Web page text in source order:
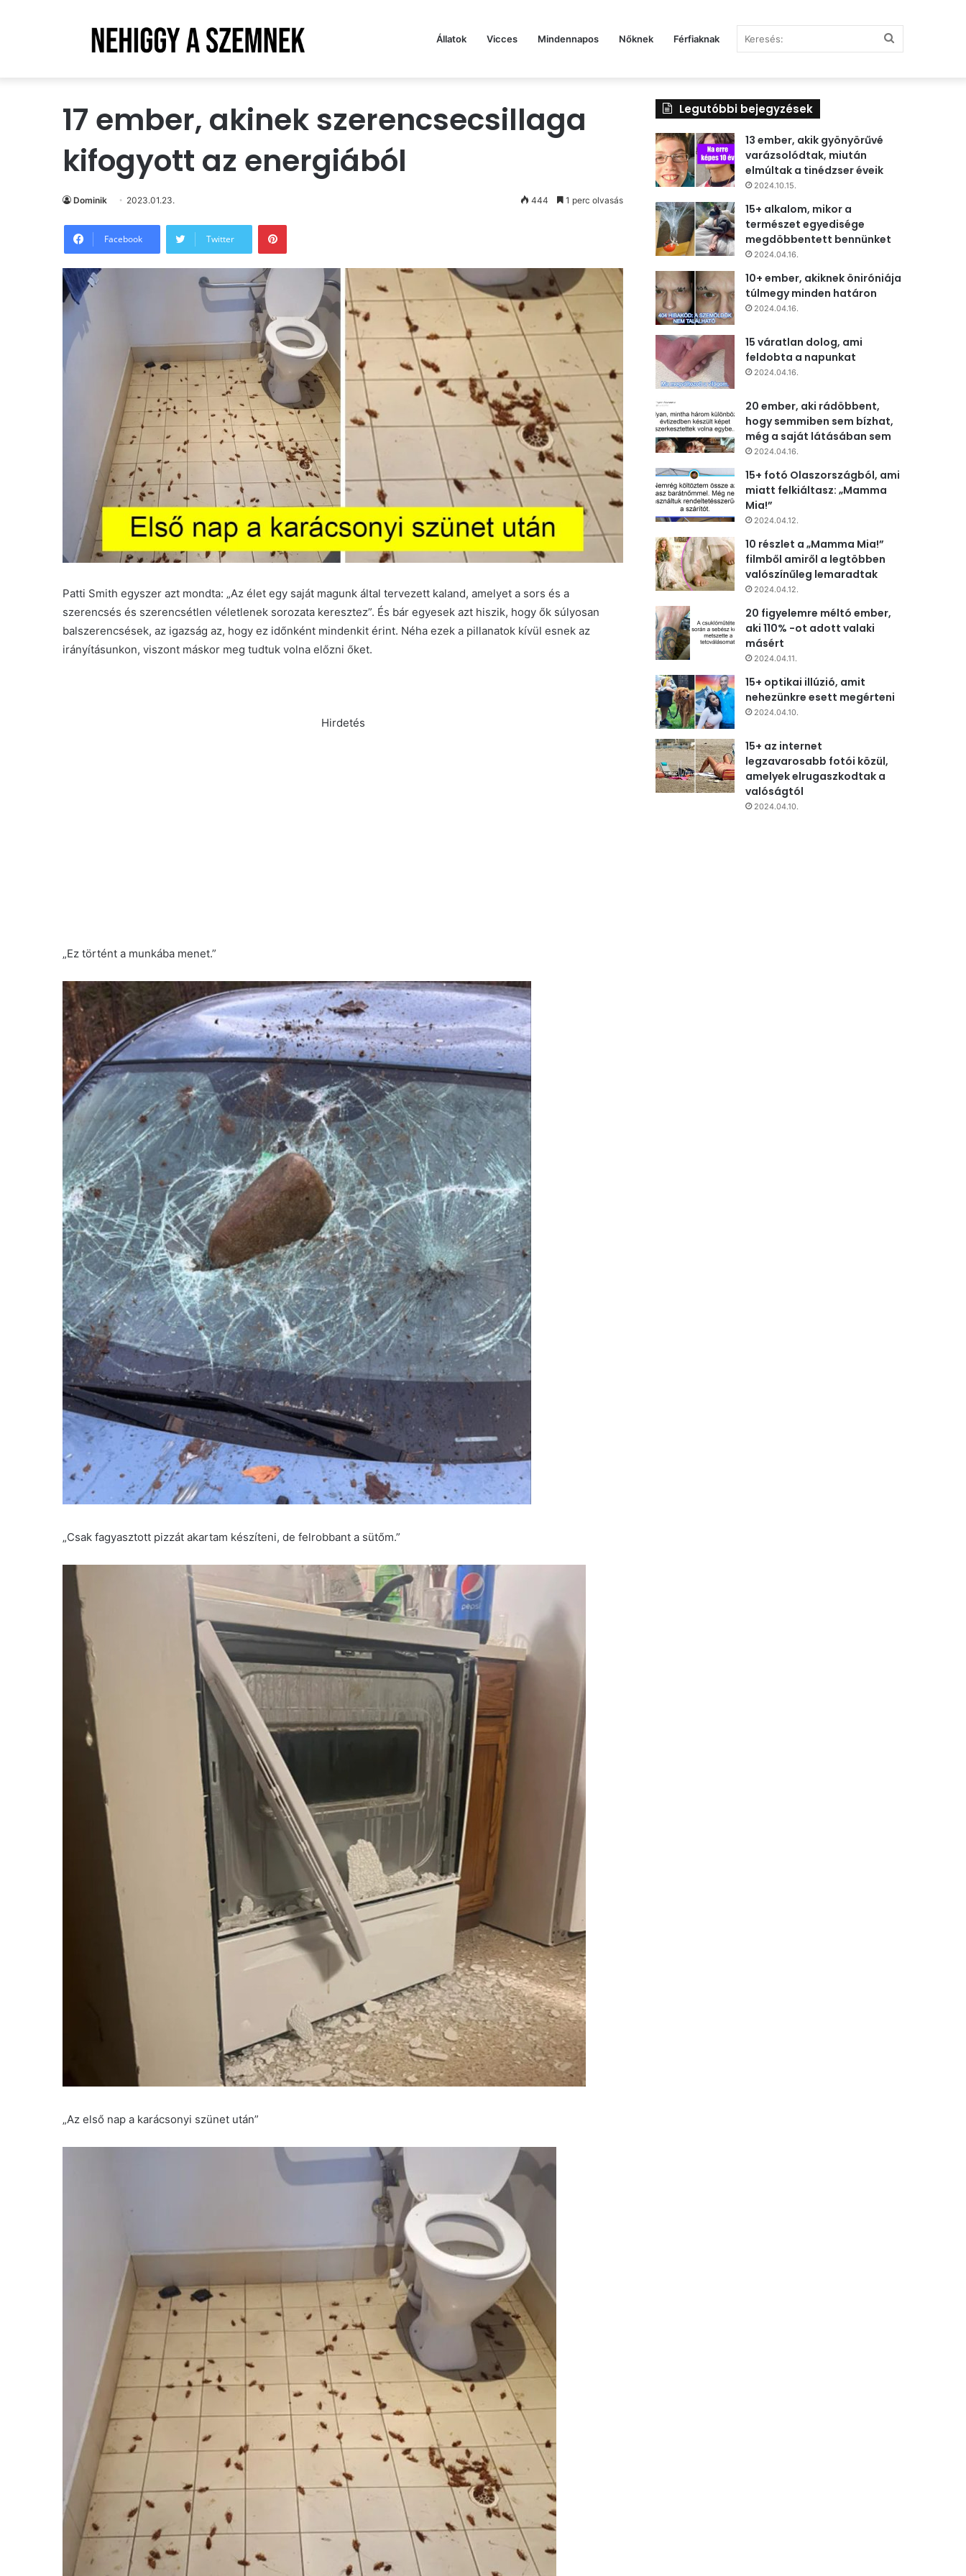
Állatok Vicces Mindennapos Nőknek Férfiaknak
17 ember, akinek szerencsecsillaga
kifogyott az energiából
Dominik 2023.01.23. 444 1 perc olvasás
Facebook Twitter
Pinterest
Patti Smith egyszer azt mondta: „Az élet egy saját magunk által tervezett kaland, amelyet a sors és a
szerencsés és szerencsétlen véletlenek sorozata keresztez”. És bár egyesek azt hiszik, hogy ők súlyosan
balszerencsések, az igazság az, hogy ez időnként mindenkit érint. Néha ezek a pillanatok kívül esnek az
irányításunkon, viszont máskor meg tudtuk volna előzni őket.
Hirdetés
„Ez történt a munkába menet.”
„Csak fagyasztott pizzát akartam készíteni, de felrobbant a sütőm.”
„Az első nap a karácsonyi szünet után”
Legutóbbi bejegyzések
13 ember, akik gyönyörűvé
varázsolódtak, miután
elmúltak a tinédzser éveik
2024.10.15.
15+ alkalom, mikor a
természet egyedisége
megdöbbentett bennünket
2024.04.16.
10+ ember, akiknek öniróniája
túlmegy minden határon
2024.04.16.
15 váratlan dolog, ami
feldobta a napunkat
2024.04.16.
20 ember, aki rádöbbent,
hogy semmiben sem bízhat,
még a saját látásában sem
2024.04.16.
15+ fotó Olaszországból, ami
miatt felkiáltasz: „Mamma
Mia!”
2024.04.12.
10 részlet a „Mamma Mia!”
filmből amiről a legtöbben
valószínűleg lemaradtak
2024.04.12.
20 figyelemre méltó ember,
aki 110% -ot adott valaki
másért
2024.04.11.
15+ optikai illúzió, amit
nehezünkre esett megérteni
2024.04.10.
15+ az internet
legzavarosabb fotói közül,
amelyek elrugaszkodtak a
valóságtól
2024.04.10.